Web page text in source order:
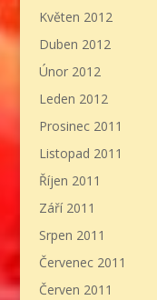
Květen 2012
Duben 2012
Únor 2012
Leden 2012
Prosinec 2011
Listopad 2011
Říjen 2011
Září 2011
Srpen 2011
Červenec 2011
Červen 2011